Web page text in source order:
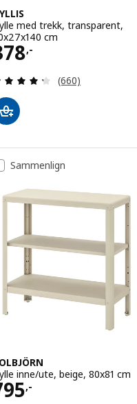
stjerner. Samlede
med trekk, transparent,
cm
,-
378,-
Gjennomgang:
(660)
Sammenlign
inne/ute, beige, 80x81 cm
,-795,-